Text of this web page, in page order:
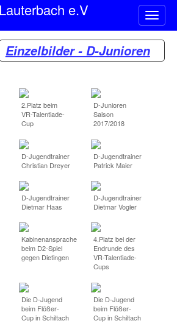
ein-/
e.V
Einzelbilder - D-Junioren
2.Platz beim
VR-Talentiade-
Cup
D-Junioren
Saison
2017/2018
D-Jugendtrainer
Christian Dreyer
D-Jugendtrainer
Patrick Maier
D-Jugendtrainer
Dietmar Haas
D-Jugendtrainer
Dietmar Vogler
Kabinenansprache
beim D2-Spiel
gegen Dietingen
4.Platz bei der
Endrunde des
VR-Talentiade-
Cups
Die D-Jugend
beim Flößer-
Cup in Schiltach
Die D-Jugend
beim Flößer-
Cup in Schiltach